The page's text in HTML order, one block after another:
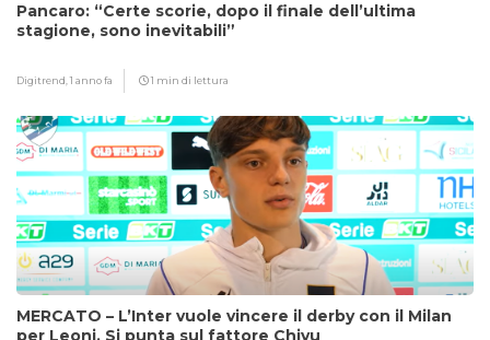
Pancaro: “Certe scorie, dopo il finale dell’ultima
stagione, sono inevitabili”
Digitrend,1 anno fa 1 min di lettura
MERCATO – L’Inter vuole vincere il derby con il Milan
per Leoni. Si punta sul fattore Chivu